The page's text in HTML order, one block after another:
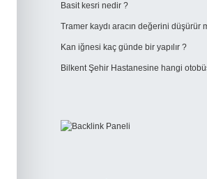
Basit kesri nedir ?
Tramer kaydı aracın değerini düşürür
Kan iğnesi kaç günde bir yapılır ?
Bilkent Şehir Hastanesine hangi